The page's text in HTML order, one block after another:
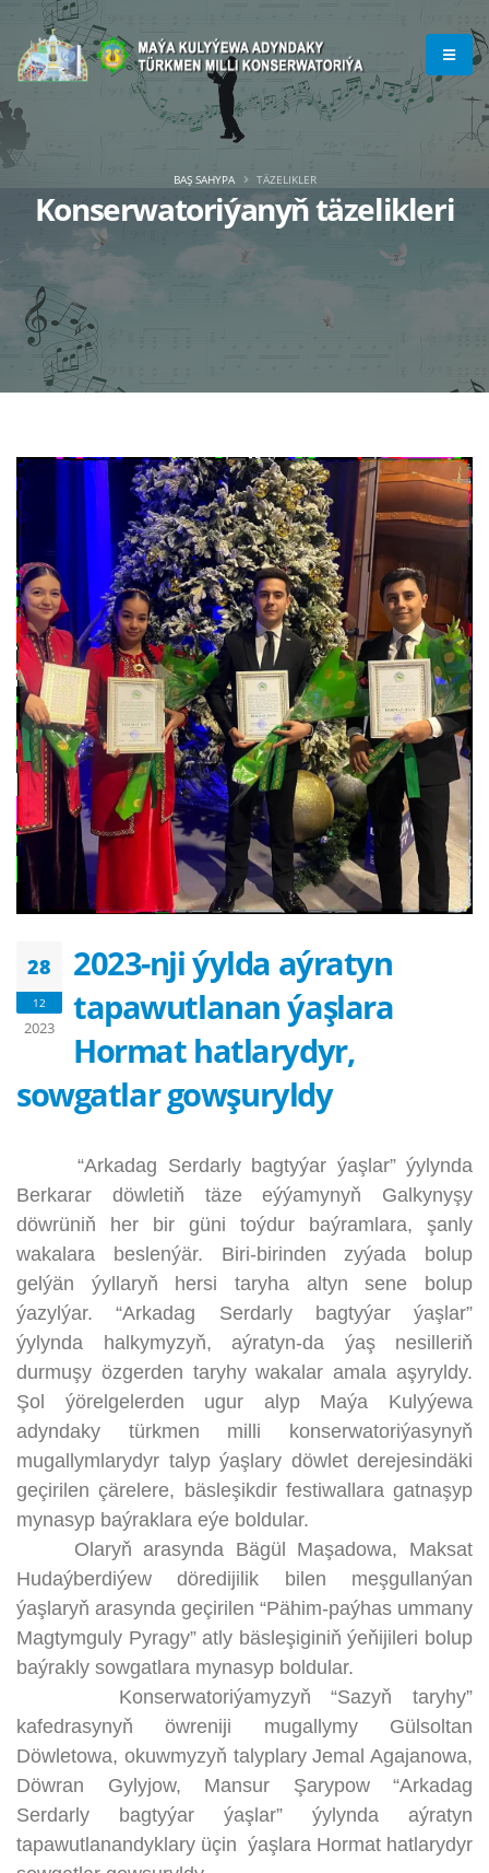
Konserwatoriýanyň täzelikleri
BAŞ SAHYPA TÄZELIKLER
28
12
2023
2023-nji ýylda aýratyn
tapawutlanan ýaşlara
Hormat hatlarydyr,
sowgatlar gowşuryldy
“Arkadag Serdarly bagtyýar ýaşlar” ýylynda
Berkarar döwletiň täze eýýamynyň Galkynyşy
döwrüniň her bir güni toýdur baýramlara, şanly
wakalara beslenýär. Biri-birinden zyýada bolup
gelýän ýyllaryň hersi taryha altyn sene bolup
ýazylýar. “Arkadag Serdarly bagtyýar ýaşlar”
ýylynda halkymyzyň, aýratyn-da ýaş nesilleriň
durmuşy özgerden taryhy wakalar amala aşyryldy.
Şol ýörelgelerden ugur alyp Maýa Kulyýewa
adyndaky türkmen milli konserwatoriýasynyň
mugallymlarydyr talyp ýaşlary döwlet derejesindäki
geçirilen çärelere, bäsleşikdir festiwallara gatnaşyp
mynasyp baýraklara eýe boldular.
Olaryň arasynda Bägül Maşadowa, Maksat
Hudaýberdiýew döredijilik bilen meşgullanýan
ýaşlaryň arasynda geçirilen “Pähim-paýhas ummany
Magtymguly Pyragy” atly bäsleşiginiň ýeňijileri bolup
baýrakly sowgatlara mynasyp boldular.
Konserwatoriýamyzyň “Sazyň taryhy”
kafedrasynyň öwreniji mugallymy Gülsoltan
Döwletowa, okuwmyzyň talyplary Jemal Agajanowa,
Döwran Gylyjow, Mansur Şarypow “Arkadag
Serdarly bagtyýar ýaşlar” ýylynda aýratyn
tapawutlanandyklary üçin ýaşlara Hormat hatlarydyr